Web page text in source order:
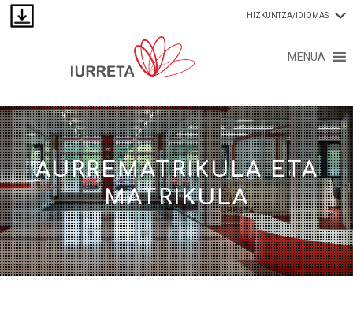
HIZKUNTZA/IDIOMAS
MENUA
AURREMATRIKULA ETA
MATRIKULA